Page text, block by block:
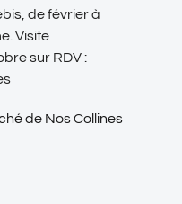
de février à
Visite
sur RDV :
de Nos Collines